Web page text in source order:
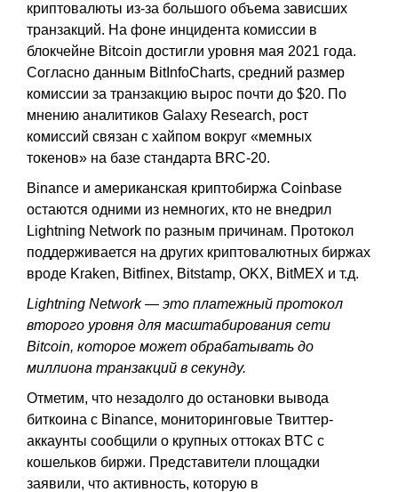
криптовалюты из-за большого объема зависших
транзакций. На фоне инцидента комиссии в
блокчейне Bitcoin достигли уровня мая 2021 года.
Согласно данным BitInfoCharts, средний размер
комиссии за транзакцию вырос почти до $20. По
мнению аналитиков Galaxy Research, рост
комиссий связан с хайпом вокруг «мемных
токенов» на базе стандарта BRC-20.
Binance и американская криптобиржа Coinbase
остаются одними из немногих, кто не внедрил
Lightning Network по разным причинам. Протокол
поддерживается на других криптовалютных биржах
вроде Kraken, Bitfinex, Bitstamp, OKX, BitMEX и т.д.
Lightning Network — это платежный протокол
второго уровня для масштабирования сети
Bitcoin, которое может обрабатывать до
миллиона транзакций в секунду.
Отметим, что незадолго до остановки вывода
биткоина с Binance, мониторинговые Твиттер-
аккаунты сообщили о крупных оттоках BTC с
кошельков биржи. Представители площадки
заявили, что активность, которую в